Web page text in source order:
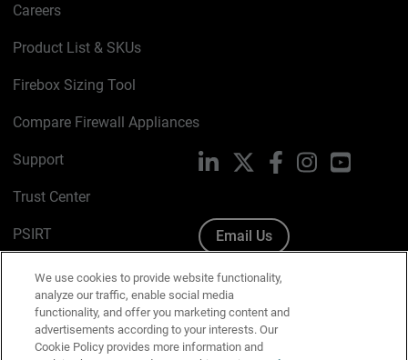
Careers
Product List & SKUs
Firebox Sizing Tool
Compare Firewall Appliances
Support
Trust Center
PSIRT
Cookie Policy
Privacy Policy
Media & Brand Kit
LinkedIn FacebookInstagramYouTube
Email Us
We use cookies to provide website functionality,
analyze our traffic, enable social media
functionality, and offer you marketing content and
advertisements according to your interests. Our
Cookie Policy provides more information and